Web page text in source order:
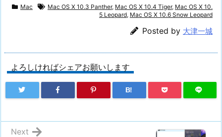
Mac Mac OS X 10.3 Panther, Mac OS X 10.4 Tiger, Mac OS X 10.
5 Leopard, Mac OS X 10.6 Snow Leopard
Posted by 大津一城
よろしければシェアお願いします
B!
Next